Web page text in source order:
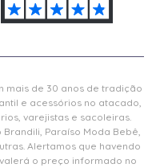
mais de 30 anos de tradição
e acessórios no atacado,
varejistas e sacoleiras.
Paraíso Moda Bebê,
Alertamos que havendo
o preço informado no